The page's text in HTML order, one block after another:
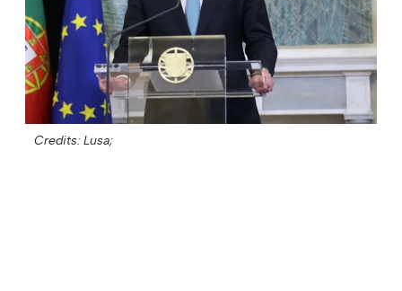
Credits: Lusa;